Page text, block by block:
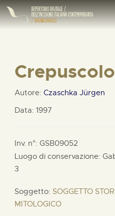
Crepuscolo
Autore: Czaschka Jürgen
Data: 1997
Inv. n°: GSB09052
Luogo di conservazione:
3
Soggetto: SOGGETTO
MITOLOGICO